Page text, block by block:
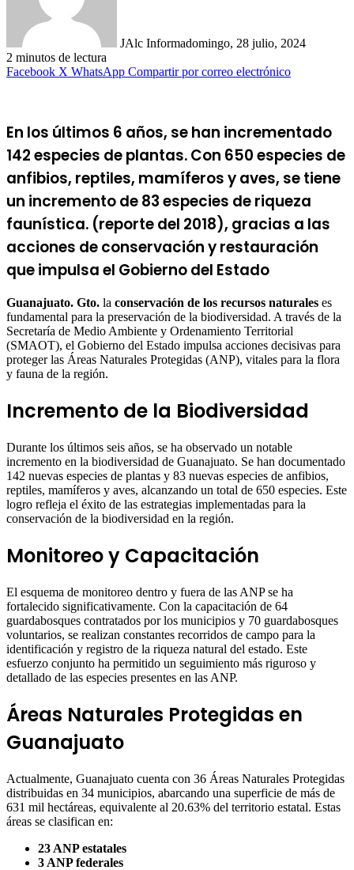
JAlc Informadomingo, 28 julio, 2024
2 minutos de lectura
Facebook X WhatsApp Compartir por correo electrónico
En los últimos 6 años, se han incrementado
142 especies de plantas. Con 650 especies de
anfibios, reptiles, mamíferos y aves, se tiene
un incremento de 83 especies de riqueza
faunística. (reporte del 2018), gracias a las
acciones de conservación y restauración
que impulsa el Gobierno del Estado
Guanajuato. Gto. la conservación de los recursos naturales es
fundamental para la preservación de la biodiversidad. A través de la
Secretaría de Medio Ambiente y Ordenamiento Territorial
(SMAOT), el Gobierno del Estado impulsa acciones decisivas para
proteger las Áreas Naturales Protegidas (ANP), vitales para la flora
y fauna de la región.
Incremento de la Biodiversidad
Durante los últimos seis años, se ha observado un notable
incremento en la biodiversidad de Guanajuato. Se han documentado
142 nuevas especies de plantas y 83 nuevas especies de anfibios,
reptiles, mamíferos y aves, alcanzando un total de 650 especies. Este
logro refleja el éxito de las estrategias implementadas para la
conservación de la biodiversidad en la región.
Monitoreo y Capacitación
El esquema de monitoreo dentro y fuera de las ANP se ha
fortalecido significativamente. Con la capacitación de 64
guardabosques contratados por los municipios y 70 guardabosques
voluntarios, se realizan constantes recorridos de campo para la
identificación y registro de la riqueza natural del estado. Este
esfuerzo conjunto ha permitido un seguimiento más riguroso y
detallado de las especies presentes en las ANP.
Áreas Naturales Protegidas en
Guanajuato
Actualmente, Guanajuato cuenta con 36 Áreas Naturales Protegidas
distribuidas en 34 municipios, abarcando una superficie de más de
631 mil hectáreas, equivalente al 20.63% del territorio estatal. Estas
áreas se clasifican en:
23 ANP estatales
3 ANP federales